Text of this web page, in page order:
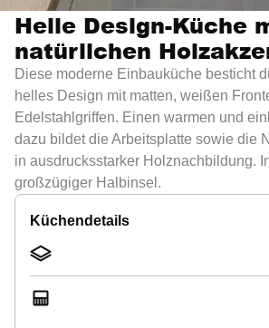
Helle Design-Küche
natürlichen
Diese moderne Einbauküche besticht
helles Design mit matten, weißen
Edelstahlgriffen. Einen warmen und
dazu bildet die Arbeitsplatte sowie die
in ausdrucksstarker Holznachbildung.
großzügiger Halbinsel.
Küchendetails